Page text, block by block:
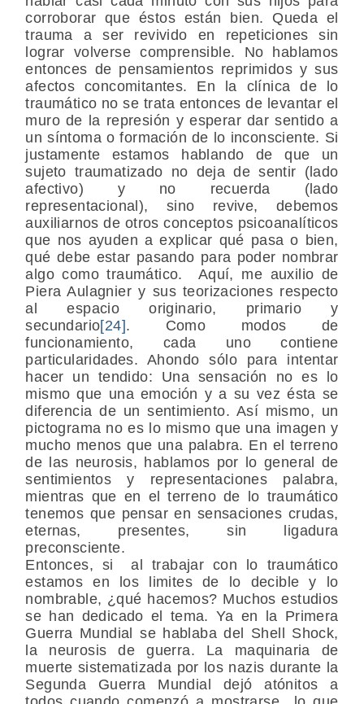
corroborar que éstos están bien. Queda el
trauma a ser revivido en repeticiones sin
lograr volverse comprensible. No hablamos
entonces de pensamientos reprimidos y sus
afectos concomitantes. En la clínica de lo
traumático no se trata entonces de levantar el
muro de la represión y esperar dar sentido a
un síntoma o formación de lo inconsciente. Si
justamente estamos hablando de que un
sujeto traumatizado no deja de sentir (lado
afectivo) y no recuerda (lado
representacional), sino revive, debemos
auxiliarnos de otros conceptos psicoanalíticos
que nos ayuden a explicar qué pasa o bien,
qué debe estar pasando para poder nombrar
algo como traumático. Aquí, me auxilio de
Piera Aulagnier y sus teorizaciones respecto
al espacio originario, primario y
secundario[24]. Como modos de
funcionamiento, cada uno contiene
particularidades. Ahondo sólo para intentar
hacer un tendido: Una sensación no es lo
mismo que una emoción y a su vez ésta se
diferencia de un sentimiento. Así mismo, un
pictograma no es lo mismo que una imagen y
mucho menos que una palabra. En el terreno
de las neurosis, hablamos por lo general de
sentimientos y representaciones palabra,
mientras que en el terreno de lo traumático
tenemos que pensar en sensaciones crudas,
eternas, presentes, sin ligadura
preconsciente.
Entonces, si al trabajar con lo traumático
estamos en los limites de lo decible y lo
nombrable, ¿qué hacemos? Muchos estudios
se han dedicado el tema. Ya en la Primera
Guerra Mundial se hablaba del Shell Shock,
la neurosis de guerra. La maquinaria de
muerte sistematizada por los nazis durante la
Segunda Guerra Mundial dejó atónitos a